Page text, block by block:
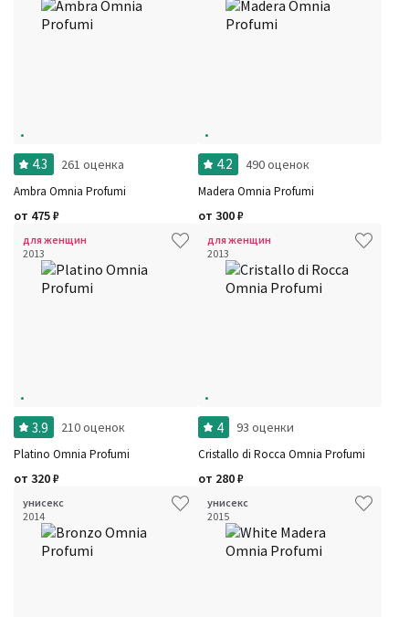
4.3 261 оценка
Ambra Omnia Profumi
от 475₽
4.2 490 оценок
Madera Omnia Profumi
от 300₽
для женщин
2013
3.9 210 оценок
Platino Omnia Profumi
от 320₽
для женщин
2013
4 93 оценки
Cristallo di Rocca Omnia Profumi
от 280₽
унисекс
2014
унисекс
2015